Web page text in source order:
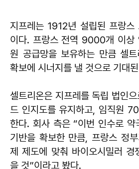
지프레는 1912년 설립된 프랑스
이다. 프랑스 전역 9000개 이상
원 공급망을 보유하는 만큼 셀
확보에 시너지를 낼 것으로 기대
셀트리온은 지프레를 독립 법인
드 인지도를 유지하고, 임직원
한다. 회사 측은 “이번 인수로 약
기반을 확보한 만큼, 프랑스 정
제 제도에 맞춰 바이오시밀러 경
을 것”이라고 봤다.